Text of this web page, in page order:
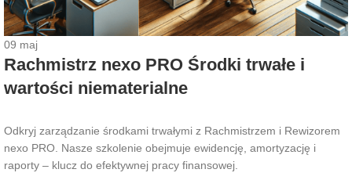
09 maj
Rachmistrz nexo PRO Środki trwałe i
wartości niematerialne
Odkryj zarządzanie środkami trwałymi z Rachmistrzem i Rewizorem
nexo PRO. Nasze szkolenie obejmuje ewidencję, amortyzację i
raporty – klucz do efektywnej pracy finansowej.